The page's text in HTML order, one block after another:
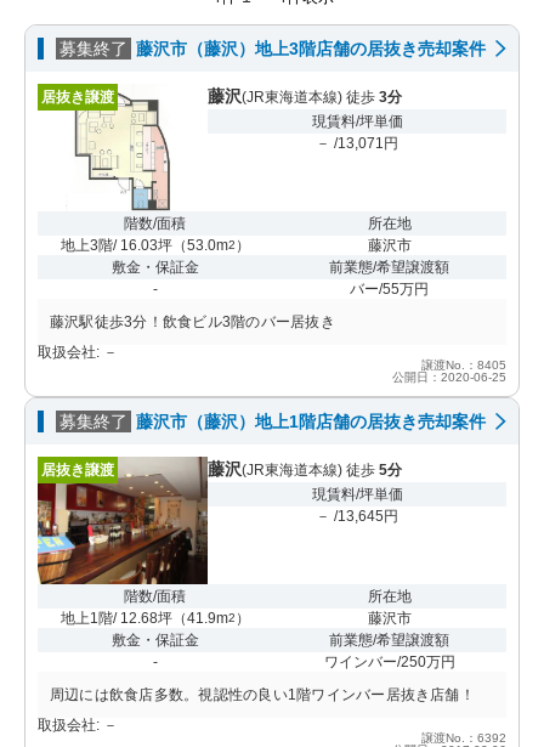
募集終了 藤沢市（藤沢）地上3階店舗の居抜き売却案件
居抜き譲渡 藤沢(JR東海道本線) 徒歩 3分
現賃料/坪単価
－ /13,071円
階数/面積
地上3階/ 16.03坪（53.0m2 ）
所在地
藤沢市
敷金・保証金
-
前業態/希望譲渡額
バー/55万円
藤沢駅徒歩3分！飲食ビル3階のバー居抜き
取扱会社: －
譲渡No.：8405
公開日：2020-06-25
募集終了 藤沢市（藤沢）地上1階店舗の居抜き売却案件
居抜き譲渡 藤沢(JR東海道本線) 徒歩 5分
現賃料/坪単価
－ /13,645円
階数/面積
地上1階/ 12.68坪（41.9m2 ）
所在地
藤沢市
敷金・保証金
-
前業態/希望譲渡額
ワインバー/250万円
周辺には飲食店多数。視認性の良い1階ワインバー居抜き店舗！
取扱会社: －
譲渡No.：6392